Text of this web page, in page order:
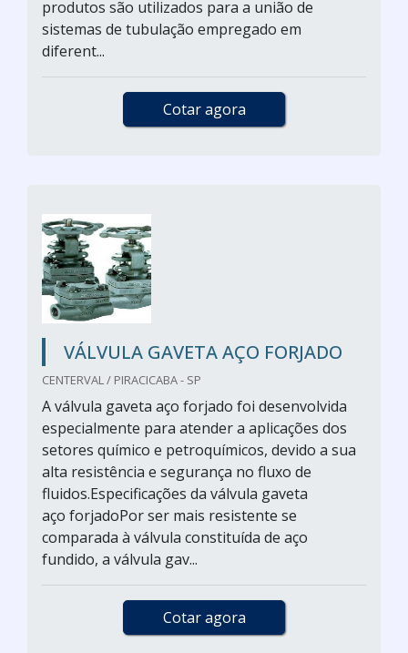
produtos são utilizados para a união de
sistemas de tubulação empregado em
diferent...
Cotar agora
VÁLVULA GAVETA AÇO FORJADO
CENTERVAL / PIRACICABA - SP
A válvula gaveta aço forjado foi desenvolvida
especialmente para atender a aplicações dos
setores químico e petroquímicos, devido a sua
alta resistência e segurança no fluxo de
fluidos.Especificações da válvula gaveta
aço forjadoPor ser mais resistente se
comparada à válvula constituída de aço
fundido, a válvula gav...
Cotar agora